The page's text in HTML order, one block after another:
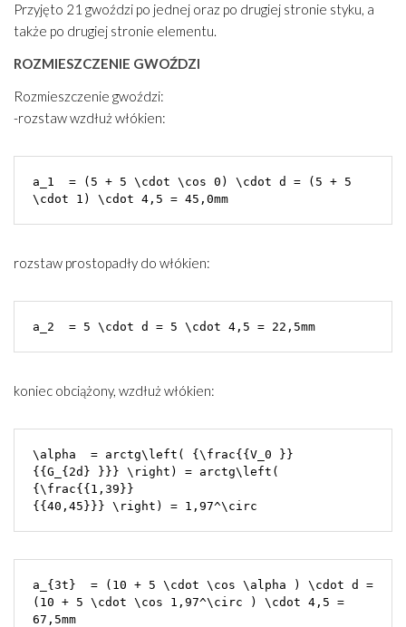
Przyjęto 21 gwoździ po jednej oraz po drugiej stronie styku, a
także po drugiej stronie elementu.
ROZMIESZCZENIE GWOŹDZI
Rozmieszczenie gwoździ:
-rozstaw wzdłuż włókien:
a_1  = (5 + 5 \cdot \cos 0) \cdot d = (5 + 5
\cdot 1) \cdot 4,5 = 45,0mm
rozstaw prostopadły do włókien:
a_2  = 5 \cdot d = 5 \cdot 4,5 = 22,5mm
koniec obciążony, wzdłuż włókien:
\alpha  = arctg\left( {\frac{{V_0 }}
{{G_{2d} }}} \right) = arctg\left(
{\frac{{1,39}}
{{40,45}}} \right) = 1,97^\circ
a_{3t}  = (10 + 5 \cdot \cos \alpha ) \cdot d =
(10 + 5 \cdot \cos 1,97^\circ ) \cdot 4,5 =
67,5mm